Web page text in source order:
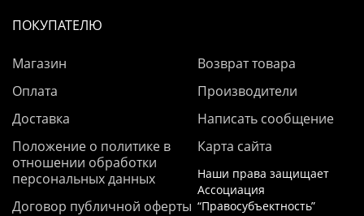
ПОКУПАТЕЛЮ
Магазин
Оплата
Доставка
Положение о политике в
отношении обработки
персональных данных
Договор публичной оферты
Возврат товара
Производители
Написать сообщение
Карта сайта
Наши права защищает
Ассоциация
“Правосубъектность”